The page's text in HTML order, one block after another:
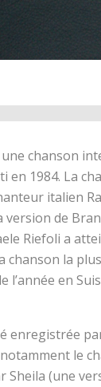
chanson
en 1984. La
italien
version de
Riefoli a
chanson la
l’année en
enregistrée
le
Sheila (une